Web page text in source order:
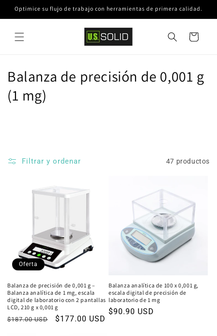
directamente
al contenido
Optimice su flujo de trabajo con herramientas de primera calidad.
Carrito
C
o
c
Balanza de precisión de 0,001 g
(1 mg)
Filtrar y ordenar 47 productos
Oferta
Balanza de precisión de 0,001 g –
Balanza analítica de 1 mg, escala
digital de laboratorio con 2 pantallas
LCD, 210 g x 0,001 g
Precio
$187.00 USD
Precio
$177.00 USD
Balanza analítica de 100 x 0,001 g,
escala digital de precisión de
laboratorio de 1 mg
Precio
$90.90 USD